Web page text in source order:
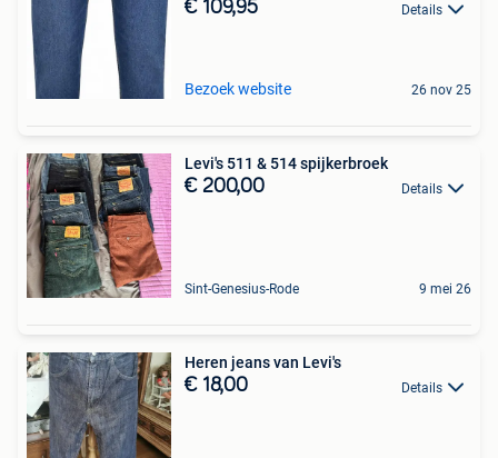
€ 109,95 Details
Bezoek website 26 nov 25
Levi's 511 & 514 spijkerbroek
€ 200,00 Details
Sint-Genesius-Rode 9 mei 26
Heren jeans van Levi's
€ 18,00 Details